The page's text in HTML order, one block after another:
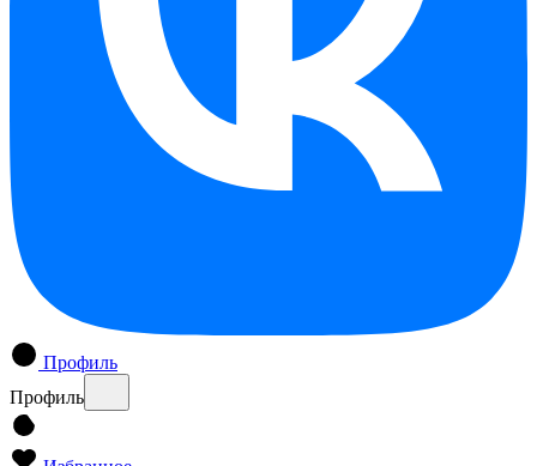
Профиль
Профиль